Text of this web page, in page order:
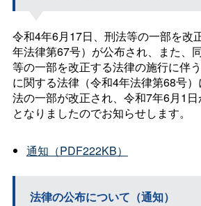
令和4年6月17日、刑法等の一部を改
年法律第67号）が公布され、また、
等の一部を改正する法律の施行に伴
に関する法律（令和4年法律第68号
法の一部が改正され、令和7年6月1
となりましたのでお知らせします。
通知（PDF222KB）
法律の公布について（通知）